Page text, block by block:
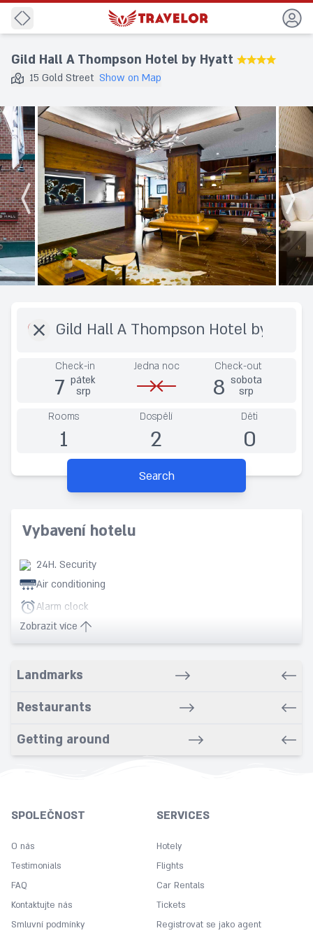
Back
Gild Hall A Thompson Hotel by Hyatt ★★★★
15 Gold Street Show on Map
Check-in
7 pátek
srp
Jedna noc Check-out
8 sobota
srp
Rooms
1
Dospělí
2
Děti
0
Search
Vybavení hotelu
24H. Security
Air conditioning
Alarm clock
Banquet
Bars
Cleaning
Copy
Fitness Center
Zobrazit více
Landmarks
Restaurants
Getting around
SPOLEČNOST
O nás
Testimonials
FAQ
Kontaktujte nás
Smluvní podmínky
SERVICES
Hotely
Flights
Car Rentals
Tickets
Registrovat se jako agent